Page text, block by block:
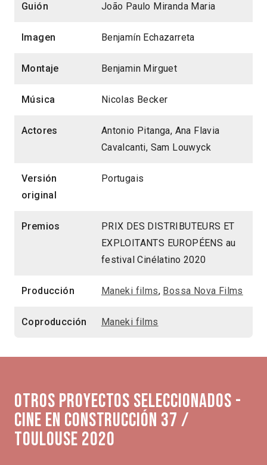
Guión João Paulo Miranda Maria
Imagen Benjamín Echazarreta
Montaje Benjamin Mirguet
Música Nicolas Becker
Actores
Antonio Pitanga, Ana Flavia
Cavalcanti, Sam Louwyck
Versión
original
Portugais
Premios
PRIX DES DISTRIBUTEURS ET
EXPLOITANTS EUROPÉENS au
festival Cinélatino 2020
Producción Maneki films, Bossa Nova Films
Coproducción Maneki films
Otros proyectos seleccionados -
Cine en Construcción 37 /
Toulouse 2020